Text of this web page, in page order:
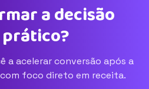
a decisão
a acelerar conversão após a
foco direto em receita.